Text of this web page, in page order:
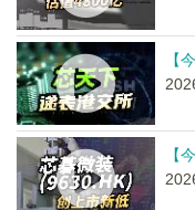
【
【